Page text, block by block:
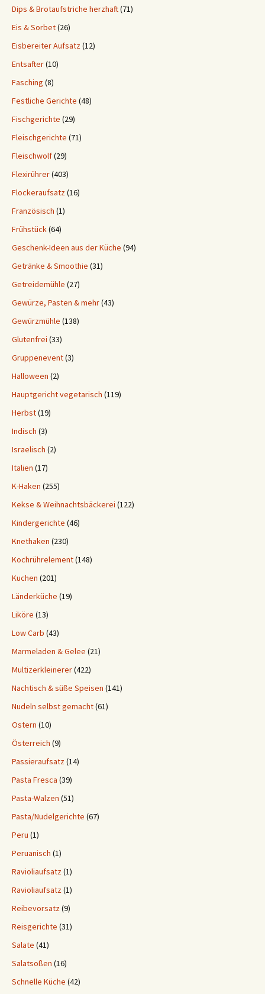
Dips & Brotaufstriche herzhaft(71)
Eis & Sorbet(26)
Eisbereiter Aufsatz(12)
Entsafter(10)
Fasching (8)
Festliche Gerichte (48)
Fischgerichte (29)
Fleischgerichte (71)
Fleischwolf(29)
Flexirührer(403)
Flockeraufsatz(16)
Französisch (1)
Frühstück(64)
Geschenk-Ideen aus der Küche (94)
Getränke & Smoothie (31)
Getreidemühle (27)
Gewürze, Pasten & mehr(43)
Gewürzmühle (138)
Glutenfrei (33)
Gruppenevent(3)
Halloween (2)
Hauptgericht vegetarisch (119)
Herbst(19)
Indisch (3)
Israelisch (2)
Italien (17)
K-Haken (255)
Kekse & Weihnachtsbäckerei (122)
Kindergerichte (46)
Knethaken (230)
Kochrührelement(148)
Kuchen (201)
Länderküche (19)
Liköre (13)
Low Carb (43)
Marmeladen & Gelee (21)
Multizerkleinerer(422)
Nachtisch & süße Speisen (141)
Nudeln selbst gemacht(61)
Ostern (10)
Österreich (9)
Passieraufsatz(14)
Pasta Fresca (39)
Pasta-Walzen (51)
Pasta/Nudelgerichte (67)
Peru (1)
Peruanisch (1)
Ravioliaufsatz(1)
Ravioliaufsatz(1)
Reibevorsatz(9)
Reisgerichte (31)
Salate (41)
Salatsoßen (16)
Schnelle Küche (42)